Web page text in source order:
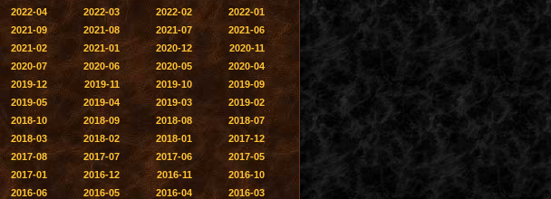
2022-04 2022-03 2022-02
2022-01
2021-09 2021-08 2021-07
2021-06
2021-02 2021-01 2020-12
2020-11
2020-07 2020-06 2020-05
2020-04
2019-12 2019-11 2019-10
2019-09
2019-05 2019-04 2019-03
2019-02
2018-10 2018-09 2018-08
2018-07
2018-03 2018-02 2018-01
2017-12
2017-08 2017-07 2017-06
2017-05
2017-01 2016-12 2016-11
2016-10
2016-06 2016-05 2016-04
2016-03